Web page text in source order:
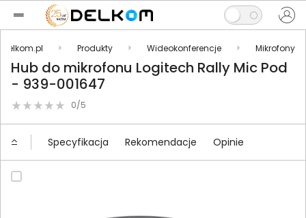
Delkom.pl Produkty Wideokonferencje Mikrofony
Hub do mikrofonu Logitech Rally Mic Pod
- 939-001647
0/5
Specyfikacja Rekomendacje Opinie